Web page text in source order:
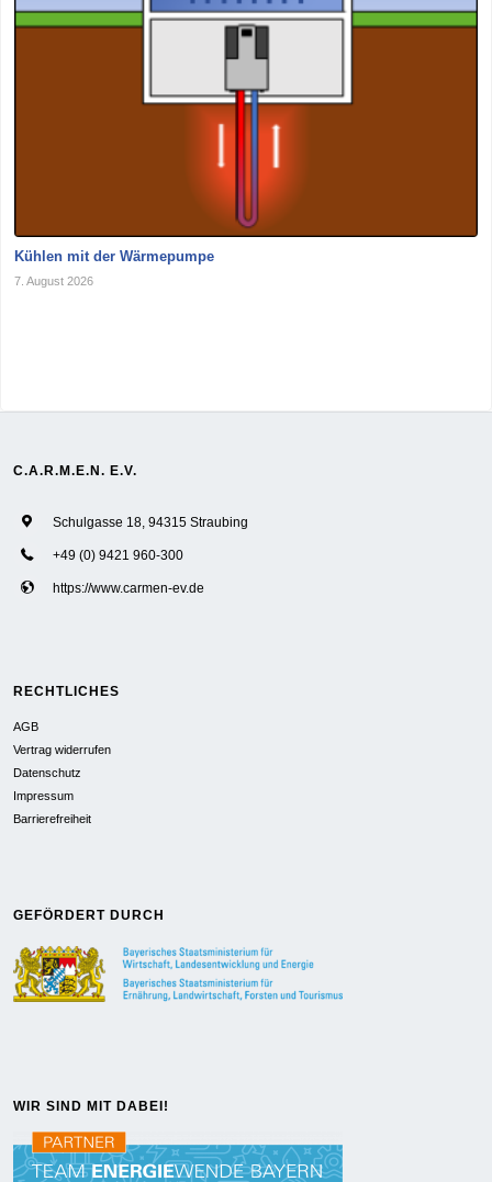
Kühlen mit der Wärmepumpe
7. August 2026
C.A.R.M.E.N. E.V.
Schulgasse 18, 94315 Straubing
+49 (0) 9421 960-300
https://www.carmen-ev.de
RECHTLICHES
AGB
Vertrag widerrufen
Datenschutz
Impressum
Barrierefreiheit
GEFÖRDERT DURCH
WIR SIND MIT DABEI!